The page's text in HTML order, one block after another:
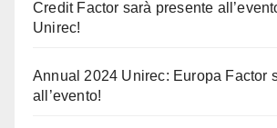
Credit Factor sarà presente
Unirec!
Annual 2024 Unirec: Europa Factor
all’evento!